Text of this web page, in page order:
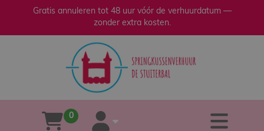
Gratis annuleren tot 48 uur vóór de verhuurdatum —
zonder extra kosten.
winkelwagen
0
account
×sluiten